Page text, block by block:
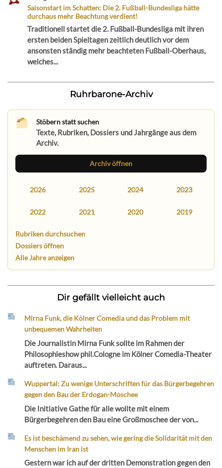
Saisonstart im Schatten: Die 2. Fußball-Bundesliga hätte
durchaus mehr Beachtung verdient!
Traditionell startet die 2. Fußball-Bundesliga mit ihren
ersten beiden Spieltagen zeitlich deutlich vor dem
ansonsten ständig mehr beachteten Fußball-Oberhaus,
welches...
Ruhrbarone-Archiv
Stöbern statt suchen
Texte, Rubriken, Dossiers und Jahrgänge aus dem
Archiv.
Archiv öffnen
2026 2025 2024 2023
2022 2021 2020 2019
Rubriken durchsuchen
Dossiers öffnen
Alle Jahre anzeigen
Dir gefällt vielleicht auch
Mirna Funk, die Kölner Comedia und das Problem mit
unbequemen Wahrheiten
Die Journalistin Mirna Funk sollte im Rahmen der
Philosophieshow phil.Cologne im Kölner Comedia-Theater
auftreten. Daraus...
Wuppertal: Zu wenige Unterschriften für das Bürgerbegehren
gegen den Bau der Erdogan-Moschee
Die Initiative Gathe für alle wollte mit einem
Bürgerbegehren den Bau eine Großmoschee der von...
Es ist beschämend zu sehen, wie gering die Solidarität mit den
Menschen im Iran ist
Gestern war ich auf der dritten Demonstration gegen den